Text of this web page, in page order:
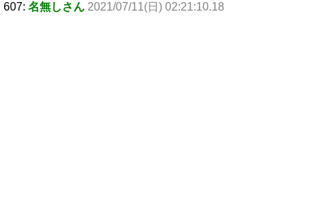
607: 名無しさん 2021/07/11(日) 02:21:10.18